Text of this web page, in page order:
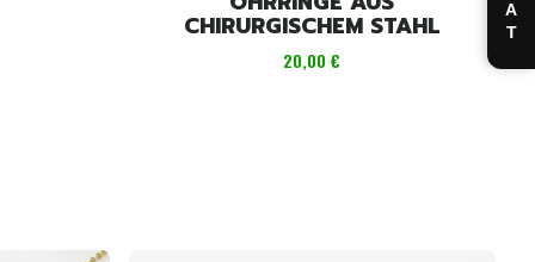
CHIRURGISCHEM STAHL
Preis
20,00 €